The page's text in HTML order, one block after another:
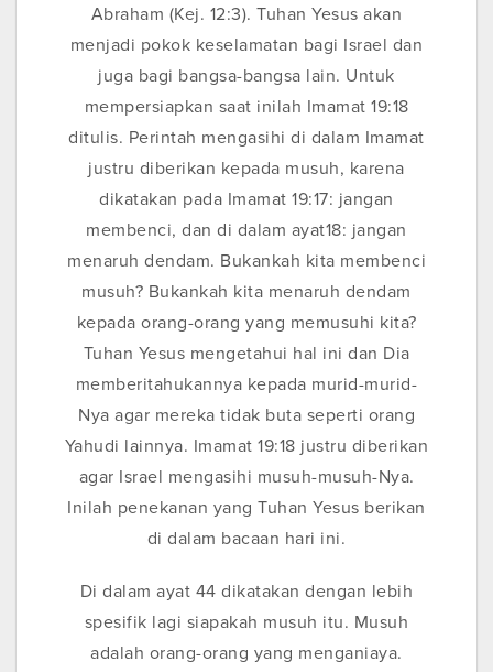
Abraham (Kej. 12:3). Tuhan Yesus akan
menjadi pokok keselamatan bagi Israel dan
juga bagi bangsa-bangsa lain. Untuk
mempersiapkan saat inilah Imamat 19:18
ditulis. Perintah mengasihi di dalam Imamat
justru diberikan kepada musuh, karena
dikatakan pada Imamat 19:17: jangan
membenci, dan di dalam ayat18: jangan
menaruh dendam. Bukankah kita membenci
musuh? Bukankah kita menaruh dendam
kepada orang-orang yang memusuhi kita?
Tuhan Yesus mengetahui hal ini dan Dia
memberitahukannya kepada murid-murid-
Nya agar mereka tidak buta seperti orang
Yahudi lainnya. Imamat 19:18 justru diberikan
agar Israel mengasihi musuh-musuh-Nya.
Inilah penekanan yang Tuhan Yesus berikan
di dalam bacaan hari ini.
Di dalam ayat 44 dikatakan dengan lebih
spesifik lagi siapakah musuh itu. Musuh
adalah orang-orang yang menganiaya.